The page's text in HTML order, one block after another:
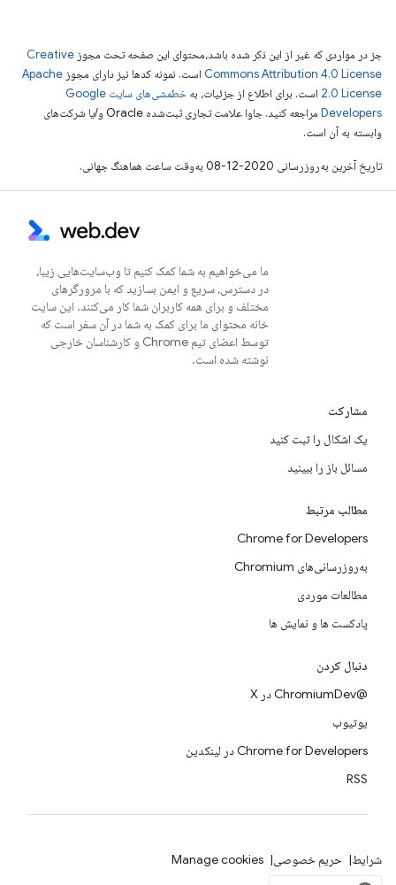
جز در مواردی که غیر از این ذکر شده باشد،‌محتوای این صفحه تحت مجوز Creative
Commons Attribution 4.0 License است. نمونه کدها نیز دارای مجوز Apache
2.0 License است. برای اطلاع از جزئیات، به
خطمشی‌های سایت Google
Developers‏
مراجعه کنید. جاوا علامت تجاری ثبت‌شده Oracle و/یا شرکت‌های
وابسته به آن است.
تاریخ آخرین به‌روزرسانی 2020-12-08 به‌وقت ساعت هماهنگ جهانی.
ما می‌خواهیم به شما کمک کنیم تا وب‌سایت‌هایی زیبا،
در دسترس، سریع و ایمن بسازید که با مرورگرهای
مختلف و برای همه کاربران شما کار می‌کنند. این سایت
خانه محتوای ما برای کمک به شما در آن سفر است که
توسط اعضای تیم Chrome و کارشناسان خارجی
نوشته شده است.
مشارکت
یک اشکال را ثبت کنید
مسائل باز را ببینید
مطالب مرتبط
Chrome for Developers
به‌روزرسانی‌های Chromium
مطالعات موردی
پادکست ها و نمایش ها
دنبال کردن
@ChromiumDev در X
یوتیوب
Chrome for Developers در لینکدین
RSS
شرایط حریم خصوصی Manage cookies